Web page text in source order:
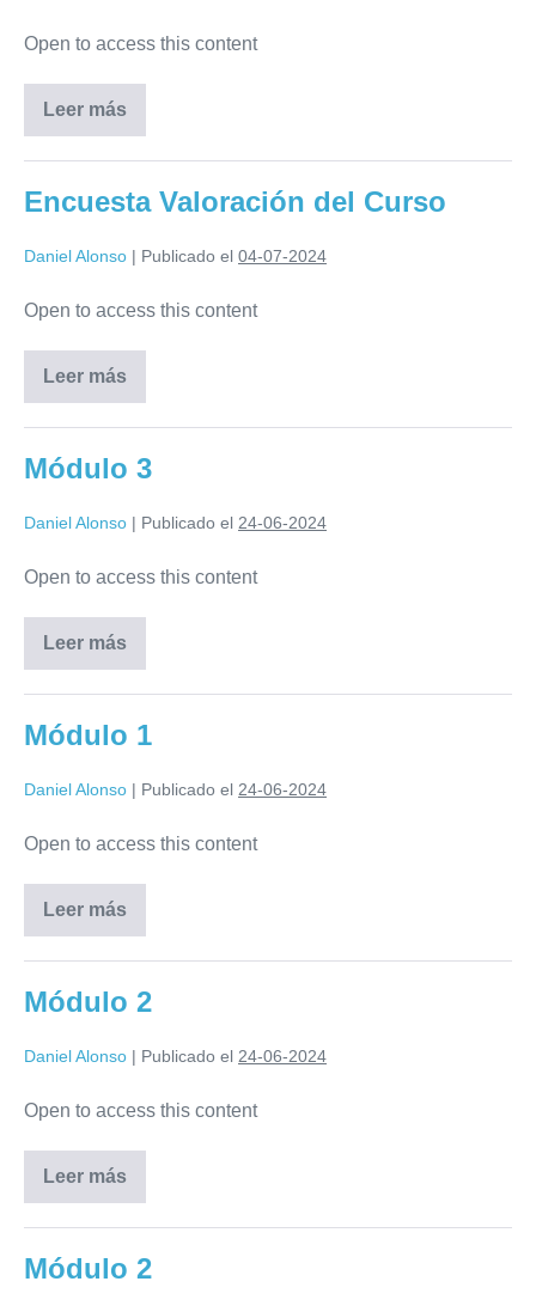
Open to access this content
Leer más
Encuesta Valoración del Curso
Daniel Alonso | Publicado el 04-07-2024
Open to access this content
Leer más
Módulo 3
Daniel Alonso | Publicado el 24-06-2024
Open to access this content
Leer más
Módulo 1
Daniel Alonso | Publicado el 24-06-2024
Open to access this content
Leer más
Módulo 2
Daniel Alonso | Publicado el 24-06-2024
Open to access this content
Leer más
Módulo 2